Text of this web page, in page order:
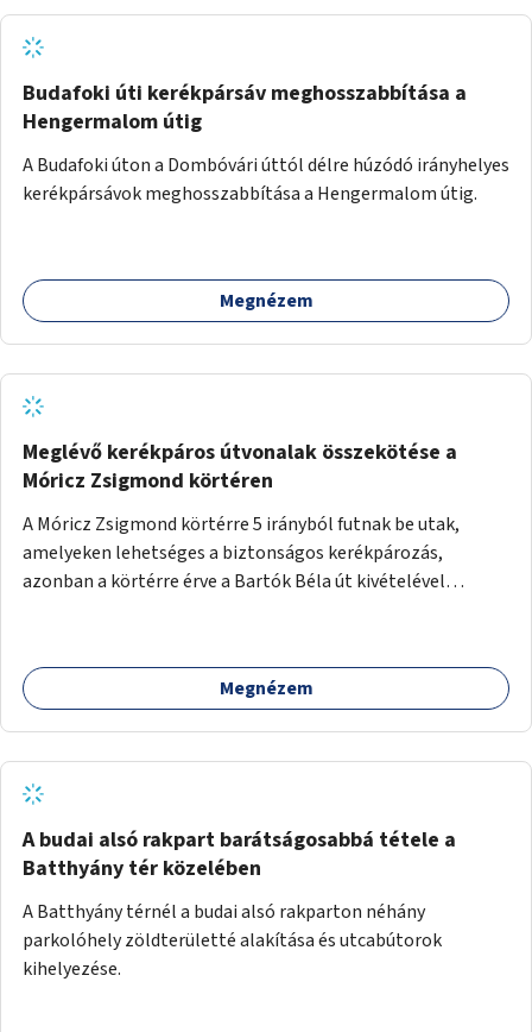
Budafoki úti kerékpársáv meghosszabbítása a
Hengermalom útig
A Budafoki úton a Dombóvári úttól délre húzódó irányhelyes
kerékpársávok meghosszabbítása a Hengermalom útig.
Megnézem
Meglévő kerékpáros útvonalak összekötése a
Móricz Zsigmond körtéren
A Móricz Zsigmond körtérre 5 irányból futnak be utak,
amelyeken lehetséges a biztonságos kerékpározás,
azonban a körtérre érve a Bartók Béla út kivételével
Megnézem
A budai alsó rakpart barátságosabbá tétele a
Batthyány tér közelében
A Batthyány térnél a budai alsó rakparton néhány
parkolóhely zöldterületté alakítása és utcabútorok
kihelyezése.